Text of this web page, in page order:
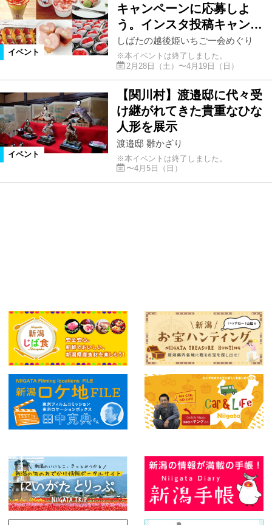
イベント
キャンペーンに応募しよ
う。インスタ投稿キャン…
しばたの越後姫いちご一会めぐり
※本イベントは終了しました。
2月28日（土）〜4月19日（日）
イベント
【関川村】渡邉邸に代々受
け継がれてきた貴重なひな
人形を展示
渡邉邸 雛かざり
※本イベントは終了しました。
〜4月5日（日）